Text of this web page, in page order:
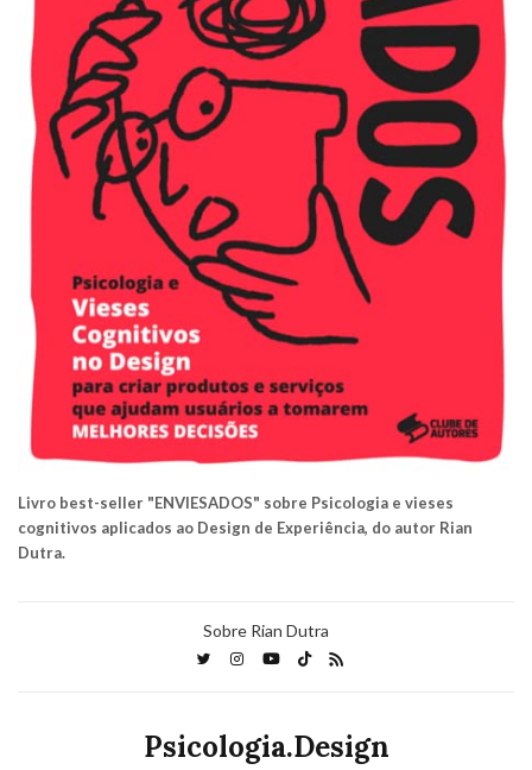
Livro best-seller "ENVIESADOS" sobre Psicologia e vieses
cognitivos aplicados ao Design de Experiência, do autor Rian
Dutra.
Sobre Rian Dutra
Psicologia.Design